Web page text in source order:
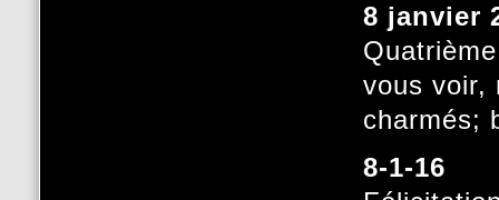
8 janvier
vous voir,
charmés;
8-1-16